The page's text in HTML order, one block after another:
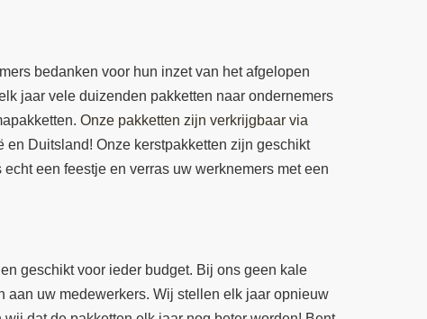
bedanken voor hun inzet van het afgelopen
jaar vele duizenden pakketten naar ondernemers
Onze pakketten zijn verkrijgbaar via
Duitsland! Onze kerstpakketten zijn geschikt
een feestje en verras uw werknemers met een
geschikt voor ieder budget. Bij ons geen kale
aan uw medewerkers. Wij stellen elk jaar opnieuw